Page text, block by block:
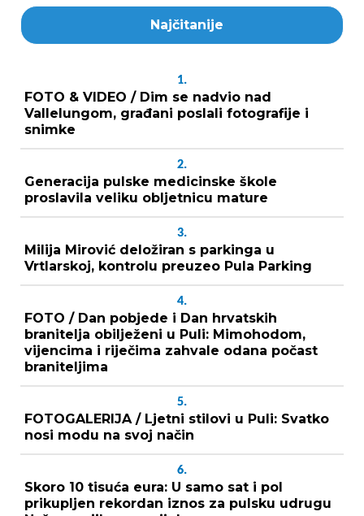
Najčitanije
1.
FOTO & VIDEO / Dim se nadvio nad
Vallelungom, građani poslali fotografije i
snimke
2.
Generacija pulske medicinske škole
proslavila veliku obljetnicu mature
3.
Milija Mirović deložiran s parkinga u
Vrtlarskoj, kontrolu preuzeo Pula Parking
4.
FOTO / Dan pobjede i Dan hrvatskih
branitelja obilježeni u Puli: Mimohodom,
vijencima i riječima zahvale odana počast
braniteljima
5.
FOTOGALERIJA / Ljetni stilovi u Puli: Svatko
nosi modu na svoj način
6.
Skoro 10 tisuća eura: U samo sat i pol
prikupljen rekordan iznos za pulsku udrugu